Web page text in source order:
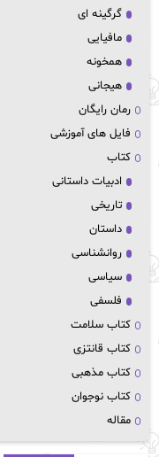
گرگینه ای
مافیایی
همخونه
هیجانی
رمان رایگان
فایل های آموزشی
کتاب
ادبیات داستانی
تاریخی
داستان
روانشناسی
سیاسی
فلسفی
کتاب سلامت
کتاب قانتزی
کتاب مذهبی
کتاب نوجوان
مقاله